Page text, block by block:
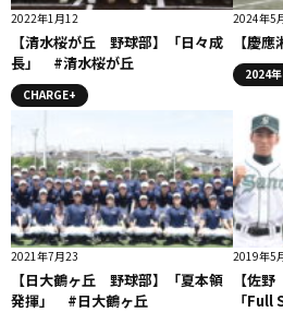
2022年1月12
【清水桜が丘 野球部】「日々成
長」 #清水桜が丘
CHARGE+
2024年5
【慶
2024
2021年7月23
【日大鶴ヶ丘 野球部】「夏本領
発揮」 #日大鶴ヶ丘
2019年5
【佐
「Full